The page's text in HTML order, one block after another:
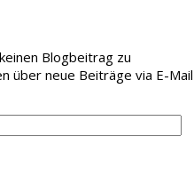
Blogbeitrag zu
über neue Beiträge via E-Mail